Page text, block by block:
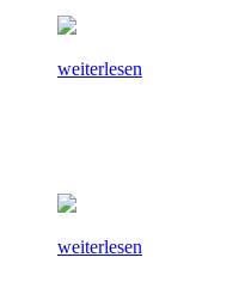
weiterlesen
weiterlesen